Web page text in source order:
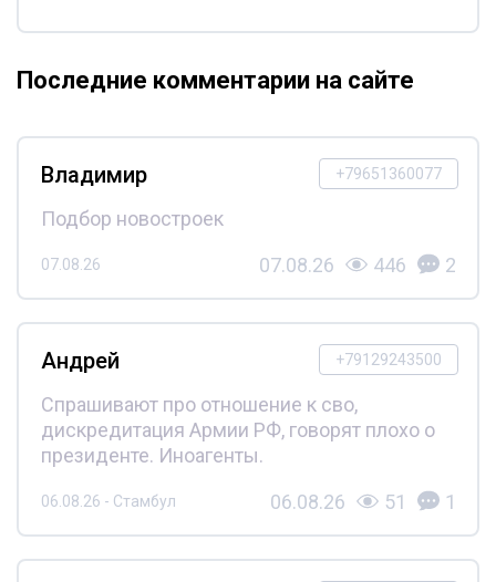
Последние комментарии на сайте
+79651360077
Владимир
Подбор новостроек
07.08.26 07.08.26 446 2
+79129243500
Андрей
Спрашивают про отношение к сво,
дискредитация Армии РФ, говорят плохо о
президенте. Иноагенты.
06.08.26 - Стамбул 06.08.26 51 1